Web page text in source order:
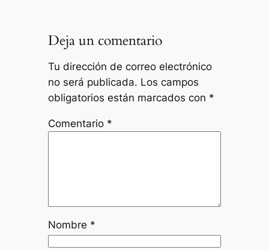
Deja un comentario
Tu dirección de correo electrónico
no será publicada. Los campos
obligatorios están marcados con *
Comentario *
Nombre *